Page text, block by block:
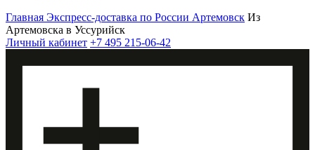
Главная Экспресс-доставка по России Артемовск Из
Артемовска в Уссурийск
Личный кабинет +7 495 215-06-42